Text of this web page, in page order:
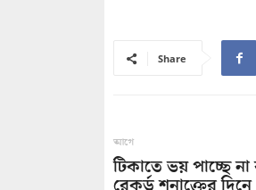
Share
আগে
টিকাতে ভয় পাচ্ছে না